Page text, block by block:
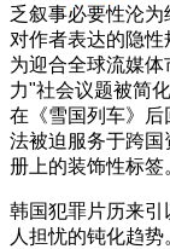
乏叙事必要性沦
对作者表达的隐
为迎合全球流媒
力"社会议题被简
在《雪国列车》
法被迫服务于跨
册上的装饰性标签
韩国犯罪片历来
人担忧的钝化趋